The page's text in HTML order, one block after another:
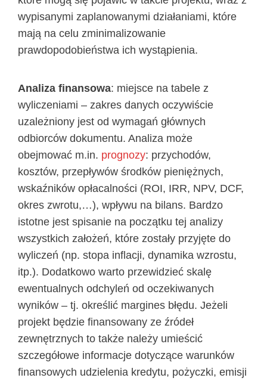
wypisanymi zaplanowanymi działaniami, które
mają na celu zminimalizowanie
prawdopodobieństwa ich wystąpienia.
Analiza finansowa: miejsce na tabele z
wyliczeniami – zakres danych oczywiście
uzależniony jest od wymagań głównych
odbiorców dokumentu. Analiza może
obejmować m.in. prognozy: przychodów,
kosztów, przepływów środków pieniężnych,
wskaźników opłacalności (ROI, IRR, NPV, DCF,
okres zwrotu,…), wpływu na bilans. Bardzo
istotne jest spisanie na początku tej analizy
wszystkich założeń, które zostały przyjęte do
wyliczeń (np. stopa inflacji, dynamika wzrostu,
itp.). Dodatkowo warto przewidzieć skalę
ewentualnych odchyleń od oczekiwanych
wyników – tj. określić margines błędu. Jeżeli
projekt będzie finansowany ze źródeł
zewnętrznych to także należy umieścić
szczegółowe informacje dotyczące warunków
finansowych udzielenia kredytu, pożyczki, emisji